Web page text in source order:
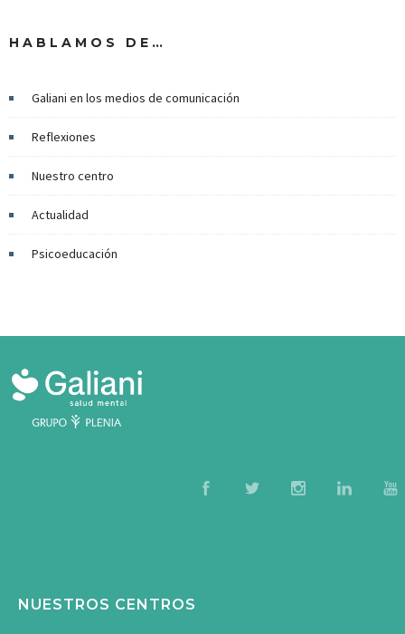
HABLAMOS DE…
Galiani en los medios de comunicación
Reflexiones
Nuestro centro
Actualidad
Psicoeducación
NUESTROS CENTROS